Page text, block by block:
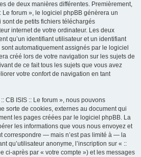
de deux manières différentes. Premièrement,
Le forum », le logiciel phpBB génèrera un
de petits fichiers téléchargés
internet de votre ordinateur. Les deux
qu’un identifiant utilisateur et un identifiant
automatiquement assignés par le logiciel
créé lors de votre navigation sur les sujets de
de ce fait tous les sujets que vous avez
votre confort de navigation en tant
CB ISIS :: Le forum », nous pouvons
sorte de cookies, externes au document qui
les pages créées par le logiciel phpBB. La
les informations que vous nous envoyez et
correspondre — mais n’est pas limité à — la
qu’utilisateur anonyme, l’inscription sur « ::
ci-après par « votre compte ») et les messages